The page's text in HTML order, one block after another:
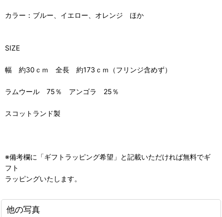
カラー：ブルー、イエロー、オレンジ ほか
SIZE
幅 約30ｃｍ 全長 約173ｃｍ（フリンジ含めず）
ラムウール 75％ アンゴラ 25％
スコットランド製
※備考欄に「ギフトラッピング希望」と記載いただければ無料でギ
フト
ラッピングいたします。
他の写真